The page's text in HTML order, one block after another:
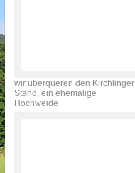
wir überqueren den Kirchlinger
Stand, ein ehemalige
Hochweide